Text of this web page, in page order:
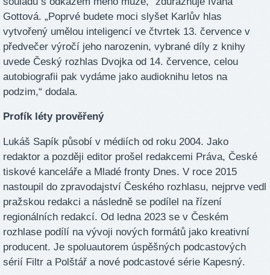
Gottová. „Poprvé budete moci slyšet Karlův hlas
vytvořený umělou inteligencí ve čtvrtek 13. července v
předvečer výročí jeho narozenin, vybrané díly z knihy
uvede Český rozhlas Dvojka od 14. července, celou
autobiografii pak vydáme jako audioknihu letos na
podzim,“ dodala.
Profík léty prověřený
Lukáš Sapík působí v médiích od roku 2004. Jako
redaktor a později editor prošel redakcemi Práva, České
tiskové kanceláře a Mladé fronty Dnes. V roce 2015
nastoupil do zpravodajství Českého rozhlasu, nejprve vedl
pražskou redakci a následně se podílel na řízení
regionálních redakcí. Od ledna 2023 se v Českém
rozhlase podílí na vývoji nových formátů jako kreativní
producent. Je spoluautorem úspěšných podcastových
sérií Filtr a Polštář a nové podcastové série Kapesný.